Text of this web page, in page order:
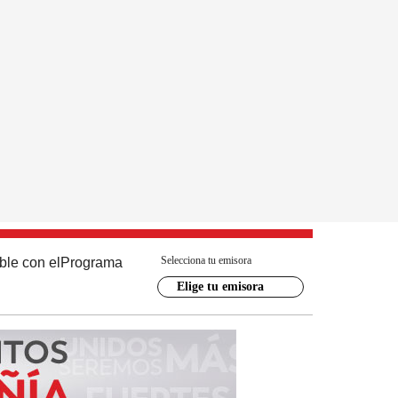
con el Programa Selecciona tu emisora
Elige tu emisora